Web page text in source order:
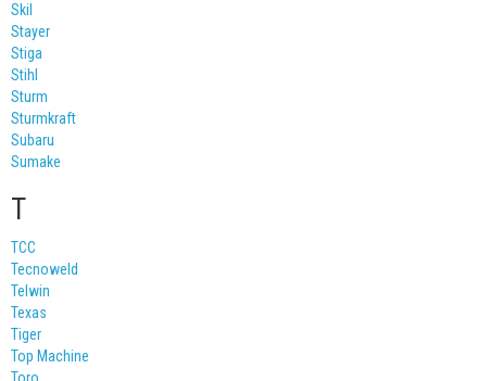
Skil
Stayer
Stiga
Stihl
Sturm
Sturmkraft
Subaru
Sumake
T
TCC
Tecnoweld
Telwin
Texas
Tiger
Top Machine